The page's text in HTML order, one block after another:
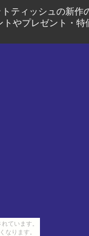
ています。
なります。
ティッシュの新作
やプレゼント・特